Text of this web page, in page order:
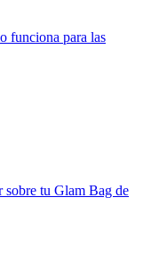
funciona para las
sobre tu Glam Bag de